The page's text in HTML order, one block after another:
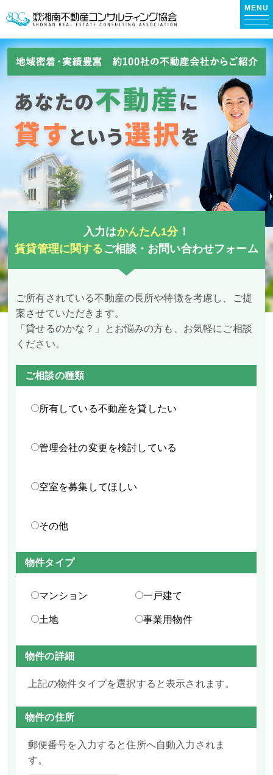
MENU
入力はかんたん1分！
賃貸管理に関する ご相談・お問い合わせフォーム
ご所有されている不動産の長所や特徴を考慮し、ご提
案させていただきます。
「貸せるのかな？」とお悩みの方も、お気軽にご相談
ください。
ご相談の種類
所有している不動産を貸したい
管理会社の変更を検討している
空室を募集してほしい
その他
物件タイプ
マンション 一戸建て
土地 事業用物件
物件の詳細
上記の物件タイプを選択すると表示されます。
物件の住所
郵便番号を入力すると住所へ自動入力されま
す。